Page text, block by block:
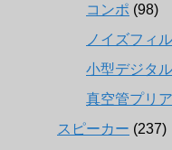
コンポ (98)
ノイズフィ
小型デジタ
真空管プリ
スピーカー (237)